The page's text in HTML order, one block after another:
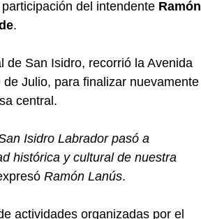
del intendente Ramón
.
de San Isidro, recorrió la Avenida
Julio, para finalizar nuevamente
central.
Isidro Labrador pasó a
histórica y cultural de nuestra
Ramón Lanús.
actividades organizadas por el